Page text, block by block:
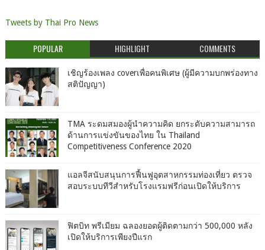
Tweets by Thai Pro News
POPULAR HIGHLIGHT COMMENTS
เชิญร้องเพลง coverเพื่อคนพิเศษ (ผู้มีความบกพร่องทาง
สติปัญญา)
TMA ระดมสมองผู้นำความคิด ยกระดับความสามารถ
ด้านการแข่งขันของไทย ใน Thailand
Competitiveness Conference 2020
แอลจีสนับสนุนการฟื้นฟูอุตสาหกรรมท่องเที่ยว ตรวจ
สอบระบบทีวีสำหรับโรงแรมฟรีก่อนเปิดให้บริการ
ฟิตบิท พรีเมียม ฉลองยอดผู้ติดตามกว่า 500,000 หลัง
เปิดให้บริการเพียงปีแรก